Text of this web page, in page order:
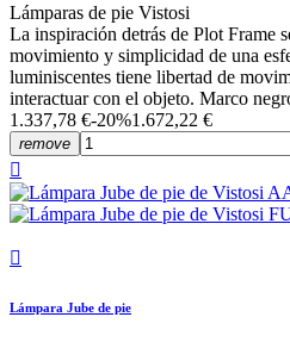
Lámparas de pie Vistosi
La inspiración detrás de Plot Frame
movimiento y simplicidad de una
luminiscentes tiene libertad de
interactuar con el objeto. Marco
1.337,78 €-20%1.672,22 €
remove


Lámpara Jube de pie